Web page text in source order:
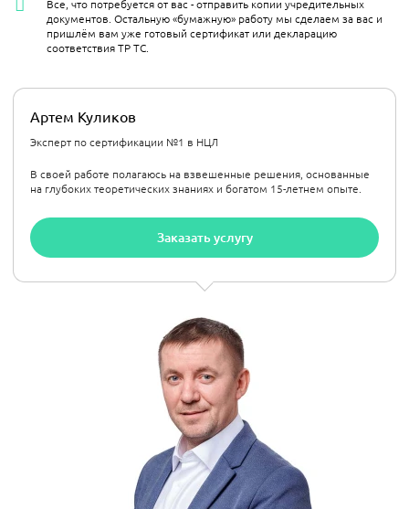
Артем Куликов
Эксперт по сертификации №1 в НЦЛ
В своей работе полагаюсь на взвешенные решения, основанные
на глубоких теоретических знаниях и богатом 15-летнем опыте.
Заказать услугу
Все, что потребуется от вас - отправить копии учредительных
документов. Остальную «бумажную» работу мы сделаем за вас и
пришлём вам уже готовый сертификат или декларацию
соответствия ТР ТС.